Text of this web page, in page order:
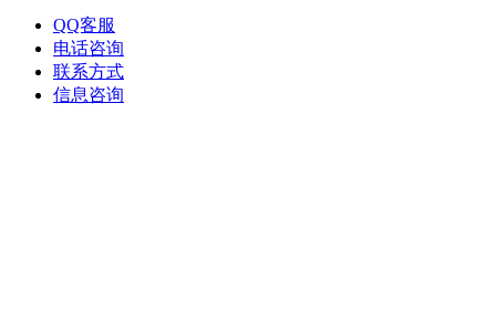
QQ客服
电话咨询
联系方式
信息咨询